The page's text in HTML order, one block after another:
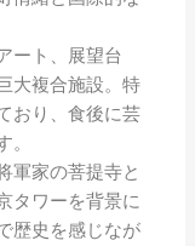
ート、展望台
大複合施設。特
おり、食後に芸
軍家の菩提寺と
タワーを背景に
歴史を感じなが